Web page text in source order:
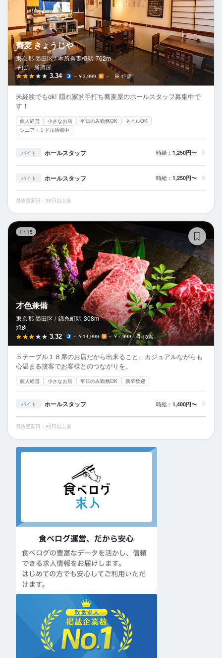
蕎麦 きょうじや
東京都 墨田区 / 本所吾妻橋駅 762m
そば、居酒屋
3.34 ～￥3,999 － 17席
未経験でもok! 隠れ家的手打ち蕎麦屋のホールスタッフ募集中で
す！
個人経営 小さなお店 平日のみ勤務OK
ネイルOK
シニア・ミドル活躍中
バイト ホールスタッフ 時給： 1,250円〜
バイト ホールスタッフ 時給： 1,250円〜
最終更新日：30日以上前
1 / 15
才色兼備
東京都 墨田区 / 錦糸町駅 308m
焼肉
3.32 ～￥14,999 ～￥7,999 18席
５テーブル１８席のお店だから出来ること。カジュアルながらも
心温まる接客でお客様とのつながりを。
個人経営 小さなお店 平日のみ勤務OK 新卒歓迎
バイト ホールスタッフ 時給： 1,400円〜
最終更新日：30日以上前